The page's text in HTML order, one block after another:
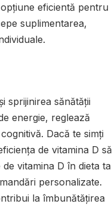
eficientă pentru
suplimentarea,
sprijinirea sănătății
energie, reglează
Dacă te simți
de vitamina D să
vitamina D în dieta ta
personalizate.
la îmbunătățirea